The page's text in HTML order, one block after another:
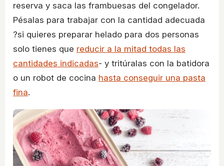
reserva y saca las frambuesas del congelador.
Pésalas para trabajar con la cantidad adecuada
?si quieres preparar helado para dos personas
solo tienes que reducir a la mitad todas las
cantidades indicadas- y tritúralas con la batidora
o un robot de cocina hasta conseguir una pasta
fina.